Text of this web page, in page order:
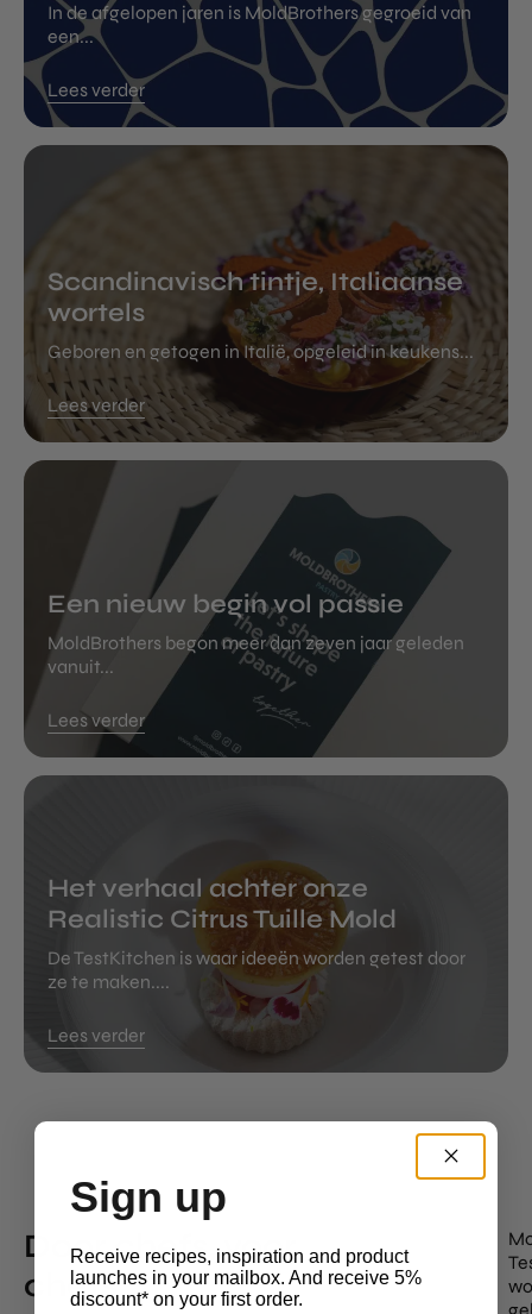
In de afgelopen jaren is MoldBrothers gegroeid van
een...
Lees verder
Scandinavisch tintje, Italiaanse
wortels
Geboren en getogen in Italië, opgeleid in keukens...
Lees verder
Een nieuw begin vol passie
MoldBrothers begon meer dan zeven jaar geleden
vanuit...
Lees verder
Het verhaal achter onze
Realistic Citrus Tuille Mold
De TestKitchen is waar ideeën worden getest door
ze te maken....
Lees verder
Door chefs, voor
chefs
Sign up
Receive recipes, inspiration and product
launches in your mailbox. And receive 5%
discount* on your first order.